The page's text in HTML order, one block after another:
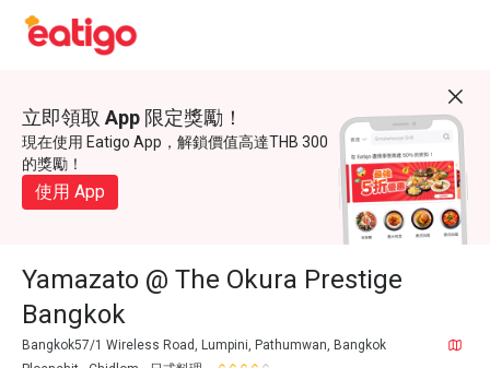
立即領取 App 限定獎勵！
現在使用 Eatigo App，解鎖價值高達THB 300
的獎勵！
使用 App
Yamazato @ The Okura Prestige
Bangkok
Bangkok57/1 Wireless Road, Lumpini, Pathumwan, Bangkok